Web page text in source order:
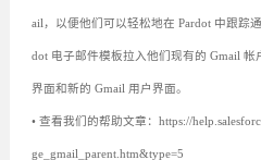
ail，以便他们可以轻松地在 Pardot 中跟踪
dot 电子邮件模板拉入他们现有的 Gmail 帐
界面和新的 Gmail 用户界面。
• 查看我们的帮助文章：https://
ge_gmail_parent.htm&type=5